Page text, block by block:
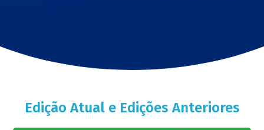
Edição Atual e Edições Anteriores